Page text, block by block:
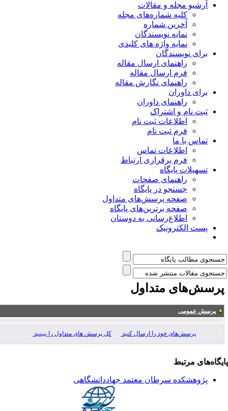
آرشیو مجله و مقالات
کلیه شماره‌های مجله
آخرین شماره
نمایه نویسندگان
نمایه واژه های کلیدی
برای نویسندگان
راهنمای ارسال مقاله
فرم ارسال مقاله
راهنمای نگارش مقاله
برای داوران
راهنمای داوران
ثبت نام و اشتراک
اطلاعات ثبت نام
فرم ثبت نام
تماس با ما
اطلاعات تماس
فرم برقراری ارتباط
تسهیلات پایگاه
راهنمای صفحات
جستجو در پایگاه
صفحه پرسش‌های متداول
صفحه برترین‌های پایگاه
اطلاع‌رسانی به دوستان
پست الکترونیک
متداول
پرسش عمومی
پرسش‌های خود را ارسال کنید کل پرسش های متداول را ببینید
مرتبط
پژوهشکده سرطان معتمد جهاددانشگاهی